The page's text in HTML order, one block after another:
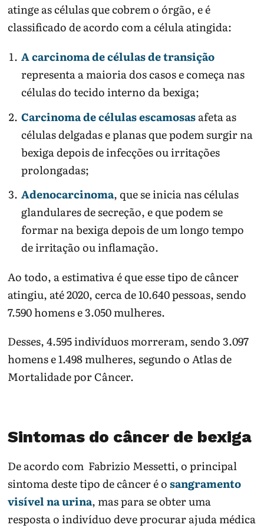
atinge as células que cobrem o órgão, e é
classificado de acordo com a célula atingida:
A carcinoma de células de transição
representa a maioria dos casos e começa nas
células do tecido interno da bexiga;
Carcinoma de células escamosasafeta as
células delgadas e planas que podem surgir na
bexiga depois de infecções ou irritações
prolongadas;
Adenocarcinoma, que se inicia nas células
glandulares de secreção, e que podem se
formar na bexiga depois de um longo tempo
de irritação ou inflamação.
Ao todo, a estimativa é que esse tipo de câncer
atingiu, até 2020, cerca de 10.640 pessoas, sendo
7.590 homens e 3.050 mulheres.
Desses, 4.595 indivíduos morreram, sendo 3.097
homens e 1.498 mulheres, segundo o Atlas de
Mortalidade por Câncer.
Sintomas do câncer de bexiga
De acordo com Fabrizio Messetti, o principal
sintoma deste tipo de câncer é osangramento
visível na urina, mas para se obter uma
resposta o indivíduo deve procurar ajuda médica